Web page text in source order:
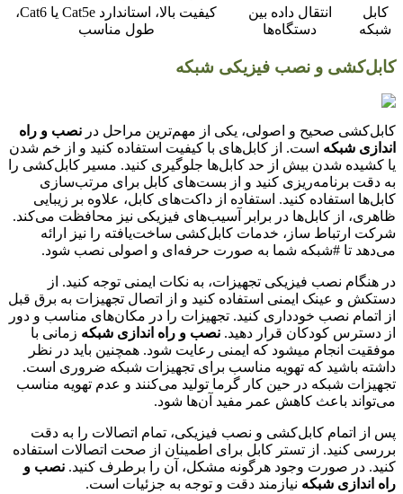
کابل
شبکه
انتقال داده بین
دستگاه‌ها
کیفیت بالا، استاندارد Cat5e یا Cat6،
طول مناسب
کابل‌کشی و نصب فیزیکی شبکه
کابل‌کشی صحیح و اصولی، یکی از مهم‌ترین مراحل در نصب و راه
اندازی شبکه است. از کابل‌های با کیفیت استفاده کنید و از خم شدن
یا کشیده شدن بیش از حد کابل‌ها جلوگیری کنید. مسیر کابل‌کشی را
به دقت برنامه‌ریزی کنید و از بست‌های کابل برای مرتب‌سازی
کابل‌ها استفاده کنید. استفاده از داکت‌های کابل، علاوه بر زیبایی
ظاهری، از کابل‌ها در برابر آسیب‌های فیزیکی نیز محافظت می‌کند.
شرکت ارتباط ساز، خدمات کابل‌کشی ساخت‌یافته را نیز ارائه
می‌دهد تا #شبکه شما به صورت حرفه‌ای و اصولی نصب شود.
در هنگام نصب فیزیکی تجهیزات، به نکات ایمنی توجه کنید. از
دستکش و عینک ایمنی استفاده کنید و از اتصال تجهیزات به برق قبل
از اتمام نصب خودداری کنید. تجهیزات را در مکان‌های مناسب و دور
از دسترس کودکان قرار دهید. نصب و راه اندازی شبکه زمانی با
موفقیت انجام میشود که ایمنی رعایت شود. همچنین باید در نظر
داشته باشید که تهویه مناسب برای تجهیزات شبکه ضروری است.
تجهیزات شبکه در حین کار گرما تولید می‌کنند و عدم تهویه مناسب
می‌تواند باعث کاهش عمر مفید آن‌ها شود.
پس از اتمام کابل‌کشی و نصب فیزیکی، تمام اتصالات را به دقت
بررسی کنید. از تستر کابل برای اطمینان از صحت اتصالات استفاده
کنید. در صورت وجود هرگونه مشکل، آن را برطرف کنید. نصب و
راه اندازی شبکه نیازمند دقت و توجه به جزئیات است.